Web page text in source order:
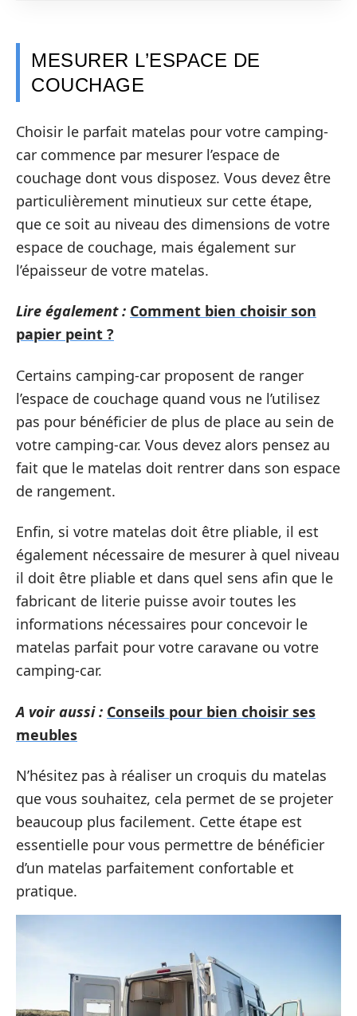
MESURER L’ESPACE DE
COUCHAGE
Choisir le parfait matelas pour votre camping-
car commence par mesurer l’espace de
couchage dont vous disposez. Vous devez être
particulièrement minutieux sur cette étape,
que ce soit au niveau des dimensions de votre
espace de couchage, mais également sur
l’épaisseur de votre matelas.
Lire également : Comment bien choisir son
papier peint ?
Certains camping-car proposent de ranger
l’espace de couchage quand vous ne l’utilisez
pas pour bénéficier de plus de place au sein de
votre camping-car. Vous devez alors pensez au
fait que le matelas doit rentrer dans son espace
de rangement.
Enfin, si votre matelas doit être pliable, il est
également nécessaire de mesurer à quel niveau
il doit être pliable et dans quel sens afin que le
fabricant de literie puisse avoir toutes les
informations nécessaires pour concevoir le
matelas parfait pour votre caravane ou votre
camping-car.
A voir aussi : Conseils pour bien choisir ses
meubles
N’hésitez pas à réaliser un croquis du matelas
que vous souhaitez, cela permet de se projeter
beaucoup plus facilement. Cette étape est
essentielle pour vous permettre de bénéficier
d’un matelas parfaitement confortable et
pratique.